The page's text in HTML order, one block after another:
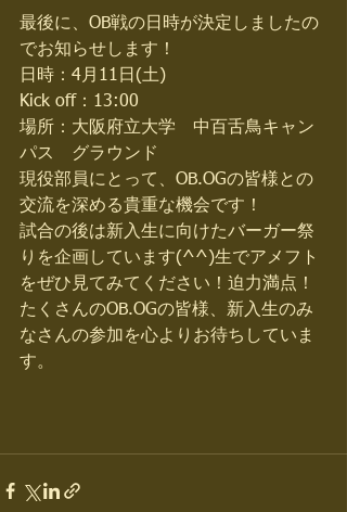
最後に、OB戦の日時が決定しましたの
でお知らせします！
日時：4月11日(土)
Kick off：13:00
場所：大阪府立大学　中百舌鳥キャン
パス　グラウンド
現役部員にとって、OB.OGの皆様との
交流を深める貴重な機会です！
試合の後は新入生に向けたバーガー祭
りを企画しています(^^)生でアメフト
をぜひ見てみてください！迫力満点！
たくさんのOB.OGの皆様、新入生のみ
なさんの参加を心よりお待ちしていま
す。